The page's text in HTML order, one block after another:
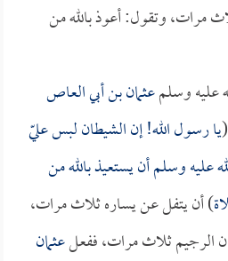
مرات، وتقول: أعوذ بالله من
عليه وسلمعثمان بن أبي العاص
يا رسول الله! إن الشيطان لبس عليّ
عليه وسلم أن يستعيذ بالله من
) أن يتفل عن يساره ثلاث مرات،
الرجيم ثلاث مرات، ففعلعثمان